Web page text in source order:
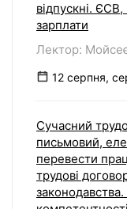
відпускні.
зарплати
Лектор:
12 серпня,
Сучасний
письмовий,
перевести
трудові
законодавства.